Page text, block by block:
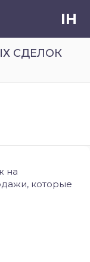
IH
СДЕЛОК
на
которые